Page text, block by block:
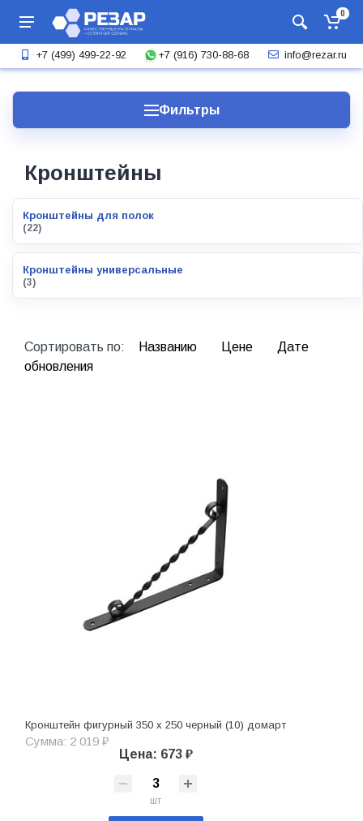
0
+7 (499) 499-22-92 +7 (916) 730-88-68 info@rezar.ru
Фильтры
Кронштейны
Кронштейны для полок
(22)
Кронштейны универсальные
(3)
Сортировать по: Названию Цене
Дате
обновления
Кронштейн фигурный 350 х 250 черный (10) домарт
Сумма: 2 019 ₽
Цена: 673 ₽
шт